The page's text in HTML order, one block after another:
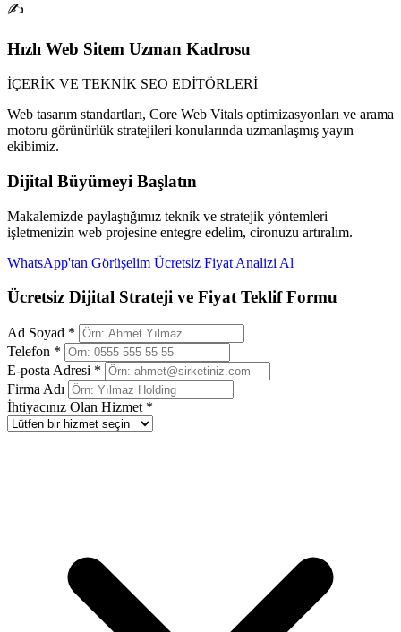
✍️
Hızlı Web Sitem Uzman Kadrosu
İÇERİK VE TEKNİK SEO EDİTÖRLERİ
Web tasarım standartları, Core Web Vitals optimizasyonları ve arama
motoru görünürlük stratejileri konularında uzmanlaşmış yayın
ekibimiz.
Dijital Büyümeyi Başlatın
Makalemizde paylaştığımız teknik ve stratejik yöntemleri
işletmenizin web projesine entegre edelim, cironuzu artıralım.
WhatsApp'tan Görüşelim Ücretsiz Fiyat Analizi Al
Ücretsiz Dijital Strateji ve Fiyat Teklif Formu
Ad Soyad *
Telefon *
E-posta Adresi *
Firma Adı
İhtiyacınız Olan Hizmet *